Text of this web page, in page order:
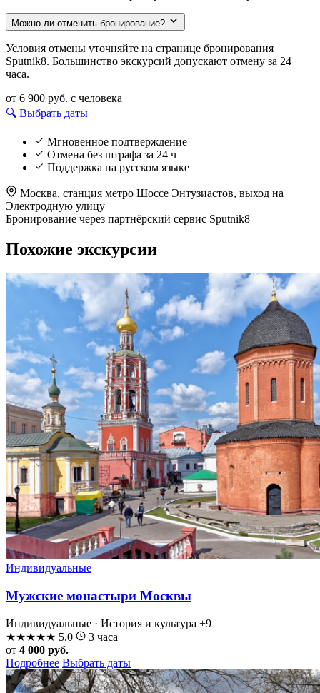
Можно ли отменить бронирование?
Условия отмены уточняйте на странице бронирования
Sputnik8. Большинство экскурсий допускают отмену за 24
часа.
от 6 900 руб. с человека
🔍 Выбрать даты
Мгновенное подтверждение
Отмена без штрафа за 24 ч
Поддержка на русском языке
Москва, станция метро Шоссе Энтузиастов, выход на
Электродную улицу
Бронирование через партнёрский сервис Sputnik8
Похожие экскурсии
Индивидуальные
Мужские монастыри Москвы
Индивидуальные · История и культура +9
★★★★★ 5.0
3 часа
от 4 000 руб.
Подробнее Выбрать даты